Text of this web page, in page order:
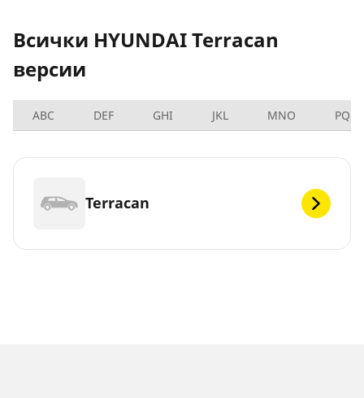
Всички HYUNDAI Terracan
версии
ABC DEF GHI JKL MNO PQRS
Terracan